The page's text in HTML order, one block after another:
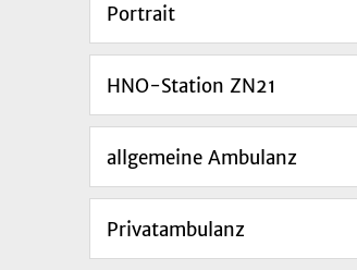
Portrait
HNO-Station ZN21
allgemeine Ambulanz
Privatambulanz